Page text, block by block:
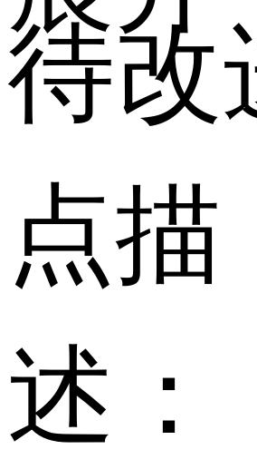
待改
点描
述：